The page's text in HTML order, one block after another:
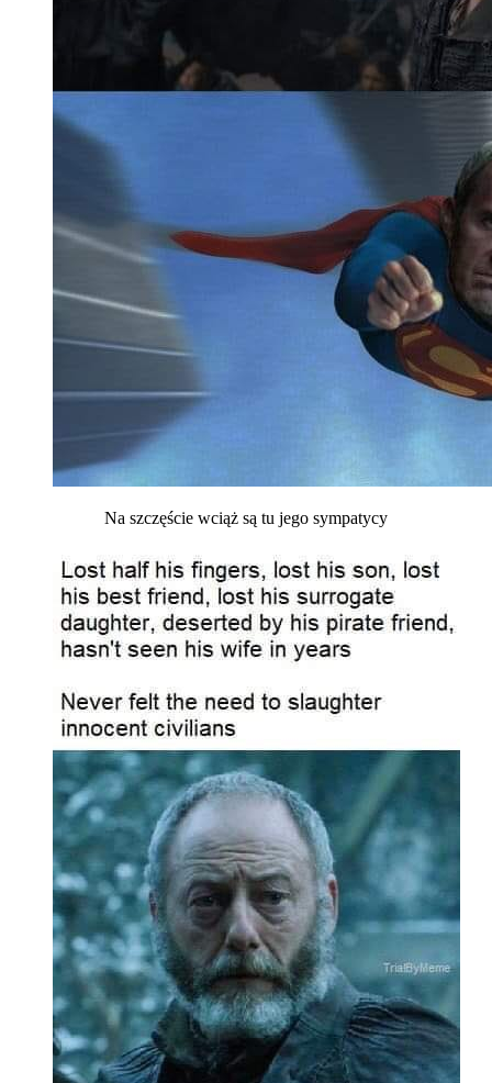
Na szczęście wciąż są tu jego sympatycy